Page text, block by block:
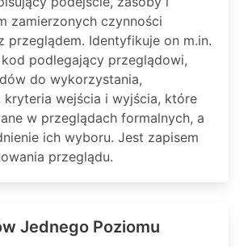
zamierzonych czynności
przeglądem. Identyfikuje on m.in.
podlegający przeglądowi,
do wykorzystania,
kryteria wejścia i wyjścia, które
w przeglądach formalnych, a
ich wyboru. Jest zapisem
przeglądu.
Jednego Poziomu